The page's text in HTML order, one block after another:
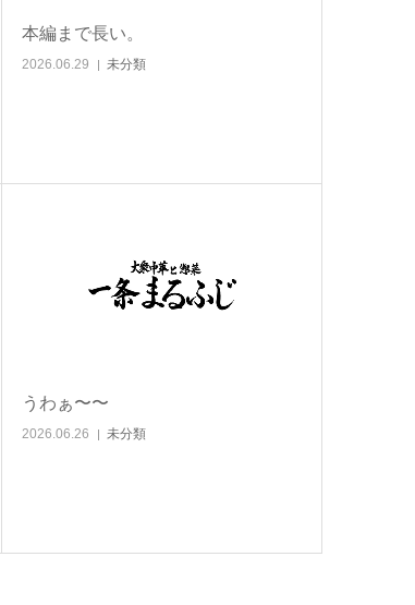
本編まで長い。
2026.06.29 未分類
うわぁ〜〜
2026.06.26 未分類